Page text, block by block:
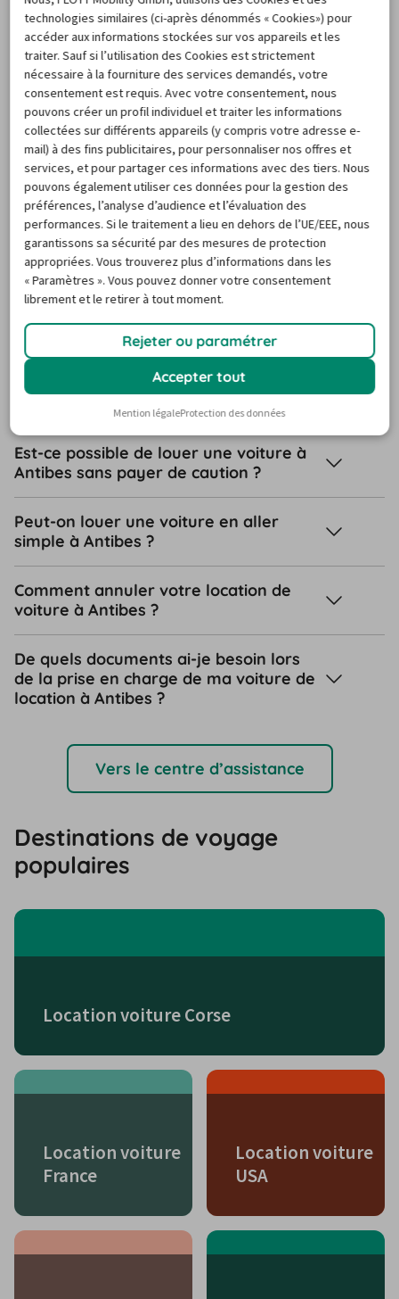
FAQ
Questions fréquentes sur la
location de voiture à Antibes
Ai-je besoin d’une carte de crédit pour
réserver une voiture de location à
Antibes ?
Quelles sont les options les plus
Antibes ?
Puis-je louer un modèle de voiture
spécifique à Antibes ?
Est-ce possible de louer une voiture à
Antibes sans payer de caution ?
Peut-on louer une voiture en aller
simple à Antibes ?
Comment annuler votre location de
voiture à Antibes ?
De quels documents ai-je besoin lors
de la prise en charge de ma voiture de
location à Antibes ?
Vers le centre d’assistance
Destinations de voyage
populaires
Location voiture Corse
Location voiture
France
Location voiture
USA
technologies similaires (ci-après dénommés « Cookies») pour
accéder aux informations stockées sur vos appareils et les
traiter. Sauf si l’utilisation des Cookies est strictement
nécessaire à la fourniture des services demandés, votre
consentement est requis. Avec votre consentement, nous
pouvons créer un profil individuel et traiter les informations
collectées sur différents appareils (y compris votre adresse e-
mail) à des fins publicitaires, pour personnaliser nos offres et
services, et pour partager ces informations avec des tiers. Nous
pouvons également utiliser ces données pour la gestion des
préférences, l’analyse d’audience et l’évaluation des
performances. Si le traitement a lieu en dehors de l’UE/EEE, nous
garantissons sa sécurité par des mesures de protection
appropriées. Vous trouverez plus d’informations dans les
« Paramètres ». Vous pouvez donner votre consentement
librement et le retirer à tout moment.
Rejeter ou paramétrer
Accepter tout
Mention légaleProtection des données